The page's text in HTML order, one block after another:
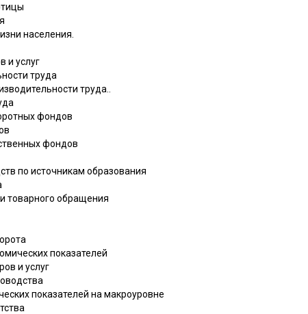
населения.
и услуг
труда
труда..
фондов
фондов
по источникам образования
товарного обращения
показателей
и услуг
показателей на макроуровне